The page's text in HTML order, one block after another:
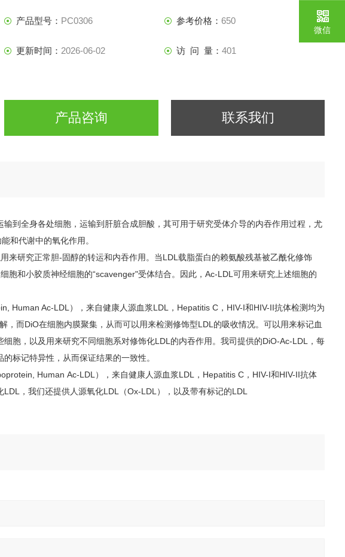
产品型号： PC0306 参考价格：650
更新时间： 2026-06-02 访 问 量：401
产品咨询 联系我们
到全身各处细胞，运输到肝脏合成胆酸，其可用于研究受体介导的内吞作用过程，尤
和代谢中的氧化作用。
来研究正常胆-固醇的转运和内吞作用。当LDL载脂蛋白的赖氨酸残基被乙酰化修饰
胞和小胶质神经细胞的“scavenger"受体结合。因此，Ac-LDL可用来研究上述细胞的
Human Ac-LDL），来自健康人源血浆LDL，Hepatitis C，HIV-I和HIV-II抗体检测均为
而DiO在细胞内膜聚集，从而可以用来检测修饰型LDL的吸收情况。可以用来标记血
胞，以及用来研究不同细胞系对修饰化LDL的内吞作用。我司提供的DiO-Ac-LDL，每
标记特异性，从而保证结果的一致性。
Human Ac-LDL），来自健康人源血浆LDL，Hepatitis C，HIV-I和HIV-II抗体
，我们还提供人源氧化LDL（Ox-LDL），以及带有标记的LDL
微信